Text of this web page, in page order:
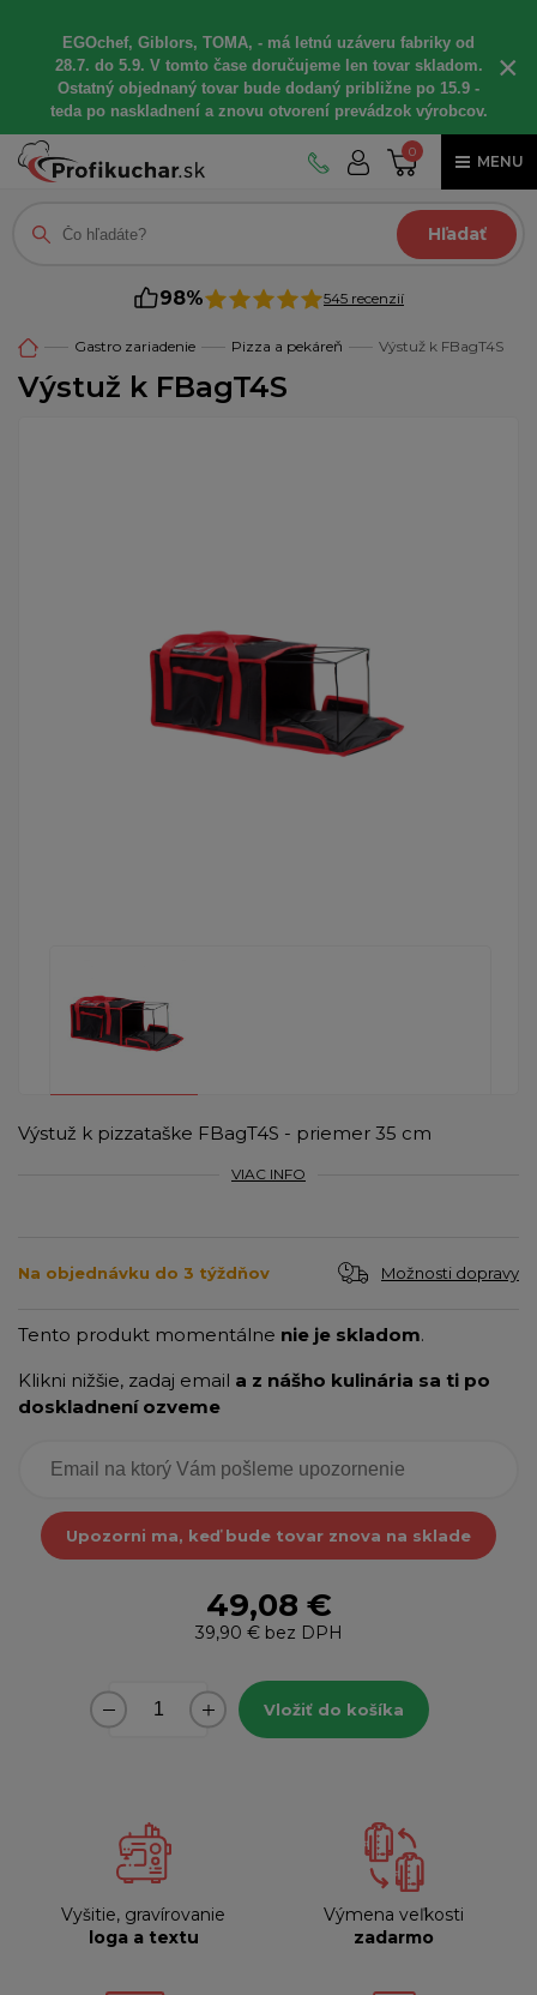
EGOchef, Giblors, TOMA, - má letnú uzáveru fabriky od
28.7. do 5.9. V tomto čase doručujeme len tovar skladom.
Ostatný objednaný tovar bude dodaný približne po 15.9 -
teda po naskladnení a znovu otvorení prevádzok výrobcov.
×
0
MENU
Hľadať
98% 545 recenzií
Gastro zariadenie Pizza a pekáreň Výstuž k FBagT4S
Výstuž k FBagT4S
Výstuž k pizzataške FBagT4S - priemer 35 cm​
VIAC INFO
Na objednávku do 3 týždňov Možnosti dopravy
Tento produkt momentálne nie je skladom.
Klikni nižšie, zadaj email a z nášho kulinária sa ti po
doskladnení ozveme
Upozorni ma, keď bude tovar znova na sklade
49,08 €
39,90 €bez DPH
Vložiť do košíka
Vyšitie, gravírovanie
loga a textu
Výmena veľkosti
zadarmo